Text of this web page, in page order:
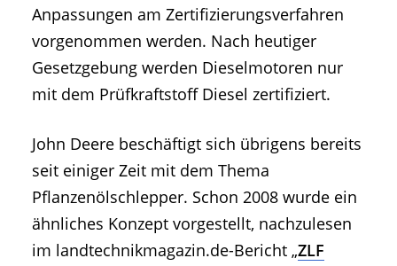
Anpassungen am Zertifizierungsverfahren
vorgenommen werden. Nach heutiger
Gesetzgebung werden Dieselmotoren nur
mit dem Prüfkraftstoff Diesel zertifiziert.
John Deere beschäftigt sich übrigens bereits
seit einiger Zeit mit dem Thema
Pflanzenölschlepper. Schon 2008 wurde ein
ähnliches Konzept vorgestellt, nachzulesen
im landtechnikmagazin.de-Bericht „ZLF